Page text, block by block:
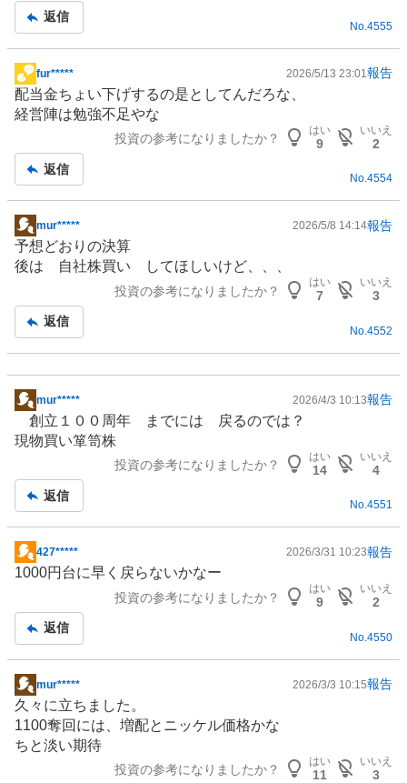
返信
No. 4555
掲
示
板
fur***** 2026/5/13 23:01 報告
配当金ちょい下げするの是としてんだろな、
経営陣は勉強不足やな
投資の参考になりましたか？
はい
9
いいえ
2
返信
No.4554
掲
示
板
mur***** 2026/5/8 14:14報告
予想どおりの決算
後は 自社株買い してほしいけど、、、
投資の参考になりましたか？
はい
7
いいえ
3
返信
No. 4552
掲
板
mur***** 2026/4/3 10:13報告
創立１００周年 までには 戻るのでは？
現物買い箪笥株
投資の参考になりましたか？
はい
14
いいえ
4
返信
No.4551
掲
示
事
427***** 2026/3/31 10:23報告
1000円台に早く戻らないかなー
投資の参考になりましたか？
はい
9
いいえ
2
返信
No. 4550
掲
示
板
記
mur***** 2026/3/3 10:15報告
久々に立ちました。
1100奪回には、増配と ニッケル価格かな
ちと淡い期待
投資の参考になりましたか？
はい
11
いいえ
3